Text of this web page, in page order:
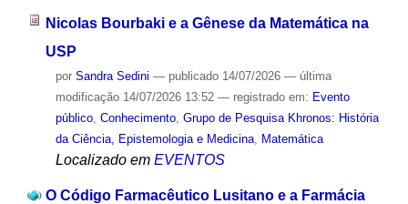
Nicolas Bourbaki e a Gênese da Matemática na
USP
por Sandra Sedini — publicado14/07/2026 — última
modificação14/07/2026 13:52 — registrado em: Evento
público, Conhecimento, Grupo de Pesquisa Khronos: História
da Ciência, Epistemologia e Medicina, Matemática
Localizado em EVENTOS
O Código Farmacêutico Lusitano e a Farmácia